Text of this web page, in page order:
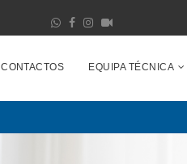
CONTACTOS EQUIPA TÉCNICA